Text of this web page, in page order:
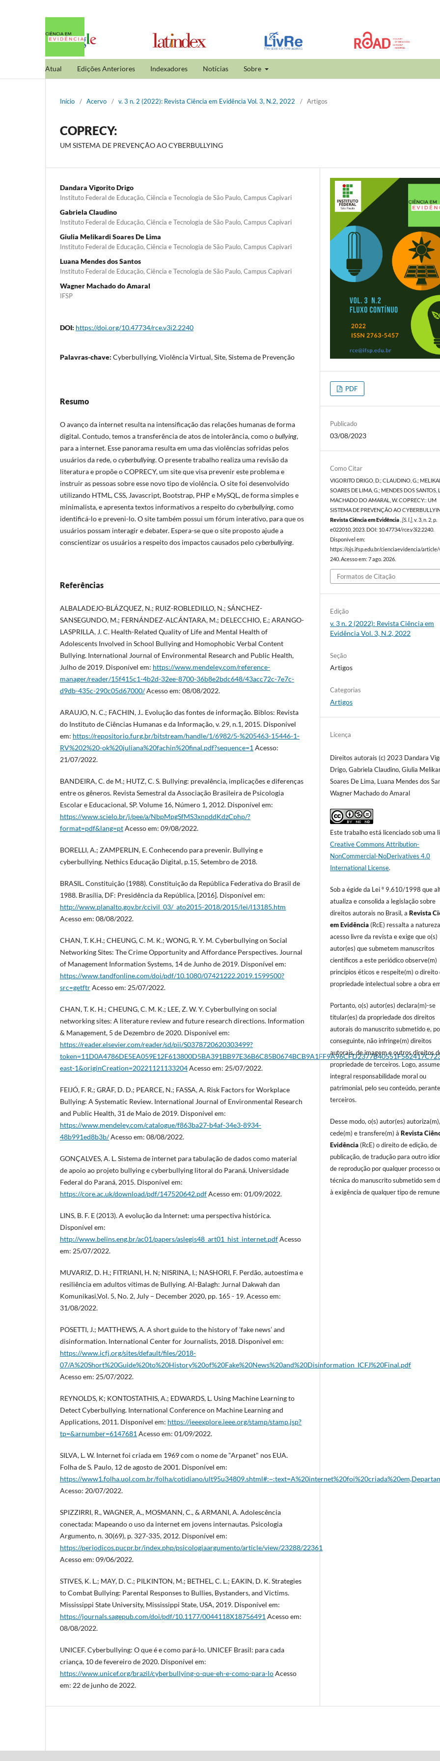
Atual Edições Anteriores Indexadores Notícias Sobre
Início / Acervo / v. 3 n. 2 (2022): Revista Ciência em Evidência Vol. 3, N.2, 2022 / Artigos
COPRECY:
UM SISTEMA DE PREVENÇÃO AO CYBERBULLYING
Dandara Vigorito Drigo
Instituto Federal de Educação, Ciência e Tecnologia de São Paulo, Campus Capivari
Gabriela Claudino
Instituto Federal de Educação, Ciência e Tecnologia de São Paulo, Campus Capivari
Giulia Melikardi Soares De Lima
Instituto Federal de Educação, Ciência e Tecnologia de São Paulo, Campus Capivari
Luana Mendes dos Santos
Instituto Federal de Educação, Ciência e Tecnologia de São Paulo, Campus Capivari
Wagner Machado do Amaral
IFSP
DOI: https://doi.org/10.47734/rce.v3i2.2240
Palavras-chave: Cyberbullying, Violência Virtual, Site, Sistema de Prevenção
Resumo
O avanço da internet resulta na intensificação das relações humanas de forma
digital. Contudo, temos a transferência de atos de intolerância, como obullying,
para a internet. Esse panorama resulta em uma das violências sofridas pelos
usuários da rede, ocyberbullying. O presente trabalho realiza uma revisão da
literatura e propõe o COPRECY, um site que visa prevenir este problema e
instruir as pessoas sobre esse novo tipo de violência. O site foi desenvolvido
utilizando HTML, CSS, Javascript, Bootstrap, PHP e MySQL, de forma simples e
minimalista, e apresenta textos informativos a respeito docyberbullying, como
identificá-lo e preveni-lo. O site também possui um fórum interativo, para que os
usuários possam interagir e debater. Espera-se que o site proposto ajude a
conscientizar os usuários a respeito dos impactos causados pelocyberbullying.
Referências
ALBALADEJO-BLÁZQUEZ, N.; RUIZ-ROBLEDILLO, N.; SÁNCHEZ-
SANSEGUNDO, M.; FERNÁNDEZ-ALCÁNTARA, M.; DELECCHIO, E.; ARANGO-
LASPRILLA, J. C. Health-Related Quality of Life and Mental Health of
Adolescents Involved in School Bullying and Homophobic Verbal Content
Bullying. International Journal of Environmental Research and Public Health,
Julho de 2019. Disponível em: https://www.mendeley.com/reference-
manager/reader/15f415c1-4b2d-32ee-8700-36b8e2bdc648/43acc72c-7e7c-
d9db-435c-290c05d67000/Acesso em: 08/08/2022.
ARAUJO, N. C.; FACHIN, J.. Evolução das fontes de informação. Biblos: Revista
do Instituto de Ciências Humanas e da Informação, v. 29, n.1, 2015. Disponível
em: https://repositorio.furg.br/bitstream/handle/1/6982/5-%205463-15446-1-
RV%202%20-ok%20juliana%20fachin%20final.pdf?sequence=1 Acesso:
21/07/2022.
BANDEIRA, C. de M.; HUTZ, C. S. Bullying: prevalência, implicações e diferenças
entre os gêneros. Revista Semestral da Associação Brasileira de Psicologia
Escolar e Educacional, SP. Volume 16, Número 1, 2012. Disponível em:
https://www.scielo.br/j/pee/a/NbpMpgSfMS3xnpddKdzCphp/?
format=pdf&lang=ptAcesso em: 09/08/2022.
BORELLI, A.; ZAMPERLIN, E. Conhecendo para prevenir. Bullying e
cyberbullying. Nethics Educação Digital, p.15, Setembro de 2018.
BRASIL. Constituição (1988). Constituição da República Federativa do Brasil de
1988. Brasília, DF: Presidência da República, [2016]. Disponível em:
http://www.planalto.gov.br/ccivil_03/_ato2015-2018/2015/lei/l13185.htm
Acesso em: 08/08/2022.
CHAN, T. K.H.; CHEUNG, C. M. K.; WONG, R. Y. M. Cyberbullying on Social
Networking Sites: The Crime Opportunity and Affordance Perspectives. Journal
of Management Information Systems, 14 de Junho de 2019. Disponível em:
https://www.tandfonline.com/doi/pdf/10.1080/07421222.2019.1599500?
src=getftrAcesso em: 25/07/2022.
CHAN, T. K. H.; CHEUNG, C. M. K.; LEE, Z. W. Y. Cyberbullying on social
networking sites: A literature review and future research directions. Information
& Management, 5 de Dezembro de 2020. Disponível em:
https://reader.elsevier.com/reader/sd/pii/S0378720620303499?
east-1&originCreation=20221121133204Acesso em: 25/07/2022.
FEIJÓ, F. R.; GRÃF, D. D.; PEARCE, N.; FASSA, A. Risk Factors for Workplace
Bullying: A Systematic Review. International Journal of Environmental Research
and Public Health, 31 de Maio de 2019. Disponível em:
https://www.mendeley.com/catalogue/f863ba27-b4af-34e3-8934-
48b991ed8b3b/Acesso em: 08/08/2022.
GONÇALVES, A. L. Sistema de internet para tabulação de dados como material
de apoio ao projeto bullying e cyberbullying litoral do Paraná. Universidade
Federal do Paraná, 2015. Disponível em:
https://core.ac.uk/download/pdf/147520642.pdfAcesso em: 01/09/2022.
LINS, B. F. E (2013). A evolução da Internet: uma perspectiva histórica.
Disponível em:
http://www.belins.eng.br/ac01/papers/aslegis48_art01_hist_internet.pdfAcesso
em: 25/07/2022.
MUVARIZ, D. H.; FITRIANI, H. N; NISRINA, I.; NASHORI, F. Perdão, autoestima e
resiliência em adultos vítimas de Bullying. Al-Balagh: Jurnal Dakwah dan
Komunikasi,Vol. 5, No. 2, July – December 2020, pp. 165 - 19. Acesso em:
31/08/2022.
POSETTI, J.; MATTHEWS, A. A short guide to the history of ’fake news’ and
disinformation. International Center for Journalists, 2018. Disponível em:
https://www.icfj.org/sites/default/files/2018-
07/A%20Short%20Guide%20to%20History%20of%20Fake%20News%20and%20Disinformation_ICFJ%20Final.pdf
Acesso em: 25/07/2022.
REYNOLDS, K; KONTOSTATHIS, A.; EDWARDS, L. Using Machine Learning to
Detect Cyberbullying. International Conference on Machine Learning and
Applications, 2011. Disponível em: https://ieeexplore.ieee.org/stamp/stamp.jsp?
tp=&arnumber=6147681 Acesso em: 01/09/2022.
SILVA, L. W. Internet foi criada em 1969 com o nome de "Arpanet" nos EUA.
Folha de S. Paulo, 12 de agosto de 2001. Disponível em:
https://www1.folha.uol.com.br/folha/cotidiano/
Acesso: 20/07/2022.
SPIZZIRRI, R., WAGNER, A., MOSMANN, C., & ARMANI, A. Adolescência
conectada: Mapeando o uso da internet em jovens internautas. Psicologia
Argumento, n. 30(69), p. 327-335, 2012. Disponível em:
https://periodicos.pucpr.br/index.php/psicologiaargumento/article/view/23288/22361
Acesso em: 09/06/2022.
STIVES, K. L.; MAY, D. C.; PILKINTON, M.; BETHEL, C. L.; EAKIN, D. K. Strategies
to Combat Bullying: Parental Responses to Bullies, Bystanders, and Victims.
Mississippi State University, Mississippi State, USA, 2019. Disponível em:
https://journals.sagepub.com/doi/pdf/10.1177/0044118X18756491 Acesso em:
08/08/2022.
UNICEF. Cyberbullying: O que é e como pará-lo. UNICEF Brasil: para cada
criança, 10 de fevereiro de 2020. Disponível em:
https://www.unicef.org/brazil/cyberbullying-o-que-eh-e-como-para-loAcesso
em: 22 de junho de 2022.
PDF
Publicado
03/08/2023
Como Citar
VIGORITO DRIGO, D.; CLAUDINO, G.;
SOARES DE LIMA, G.; MENDES DOS SANTOS,
MACHADO DO AMARAL, W. COPRECY:: UM
SISTEMA DE PREVENÇÃO AO
Revista Ciência em Evidência ,[S. l.] , v. 3, n. 2, p.
e022010, 2023. DOI: 10.47734/rce.v3i2.2240.
Disponível em:
https://ojs.ifsp.edu.br/cienciaevidencia/
240. Acesso em: 7 ago. 2026.
Formatos de Citação
Edição
v. 3 n. 2 (2022): Revista Ciência em
Evidência Vol. 3, N.2, 2022
Seção
Artigos
Categorias
Artigos
Licença
Direitos autorais (c) 2023 Dandara
Drigo, Gabriela Claudino, Giulia
Soares De Lima, Luana Mendes dos
Wagner Machado do Amaral
Este trabalho está licenciado sob uma
Creative Commons Attribution-
NonCommercial-NoDerivatives 4.0
International License.
Sob a égide da Lei º 9.610/1998 que
atualiza e consolida a legislação sobre
direitos autorais no Brasil, aRevista
em Evidência (RcE) ressalta a
acesso livre da revista e exige que o(s)
autor(es) que submetem manuscritos
científicos a este periódico observe(m)
princípios éticos e respeite(m) o direito
propriedade intelectual sobre a obra
Portanto, o(s) autor(es) declara(m)-se
titular(es) da propriedade dos direitos
autorais do manuscrito submetido e,
conseguinte, não infringe(m) direitos
autorais, de imagem e outros direitos
propriedade de terceiros. Logo,
integral responsabilidade moral ou
patrimonial, pelo seu conteúdo, perante
terceiros.
Desse modo, o(s) autor(es) autoriza(m),
cede(m) e transfere(m) àRevista
Evidência (RcE) o direito de edição, de
publicação, de tradução para outro
de reprodução por qualquer processo
técnica do manuscrito submetido sem
à exigência de qualquer tipo de